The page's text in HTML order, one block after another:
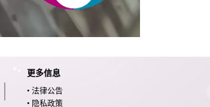
更多信息
• 法律公告
• 隐私政策